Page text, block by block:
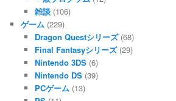
雑談(106)
ゲーム (229)
Dragon Questシリーズ(68)
Final Fantasyシリーズ(29)
Nintendo 3DS(6)
Nintendo DS(39)
PCゲーム(13)